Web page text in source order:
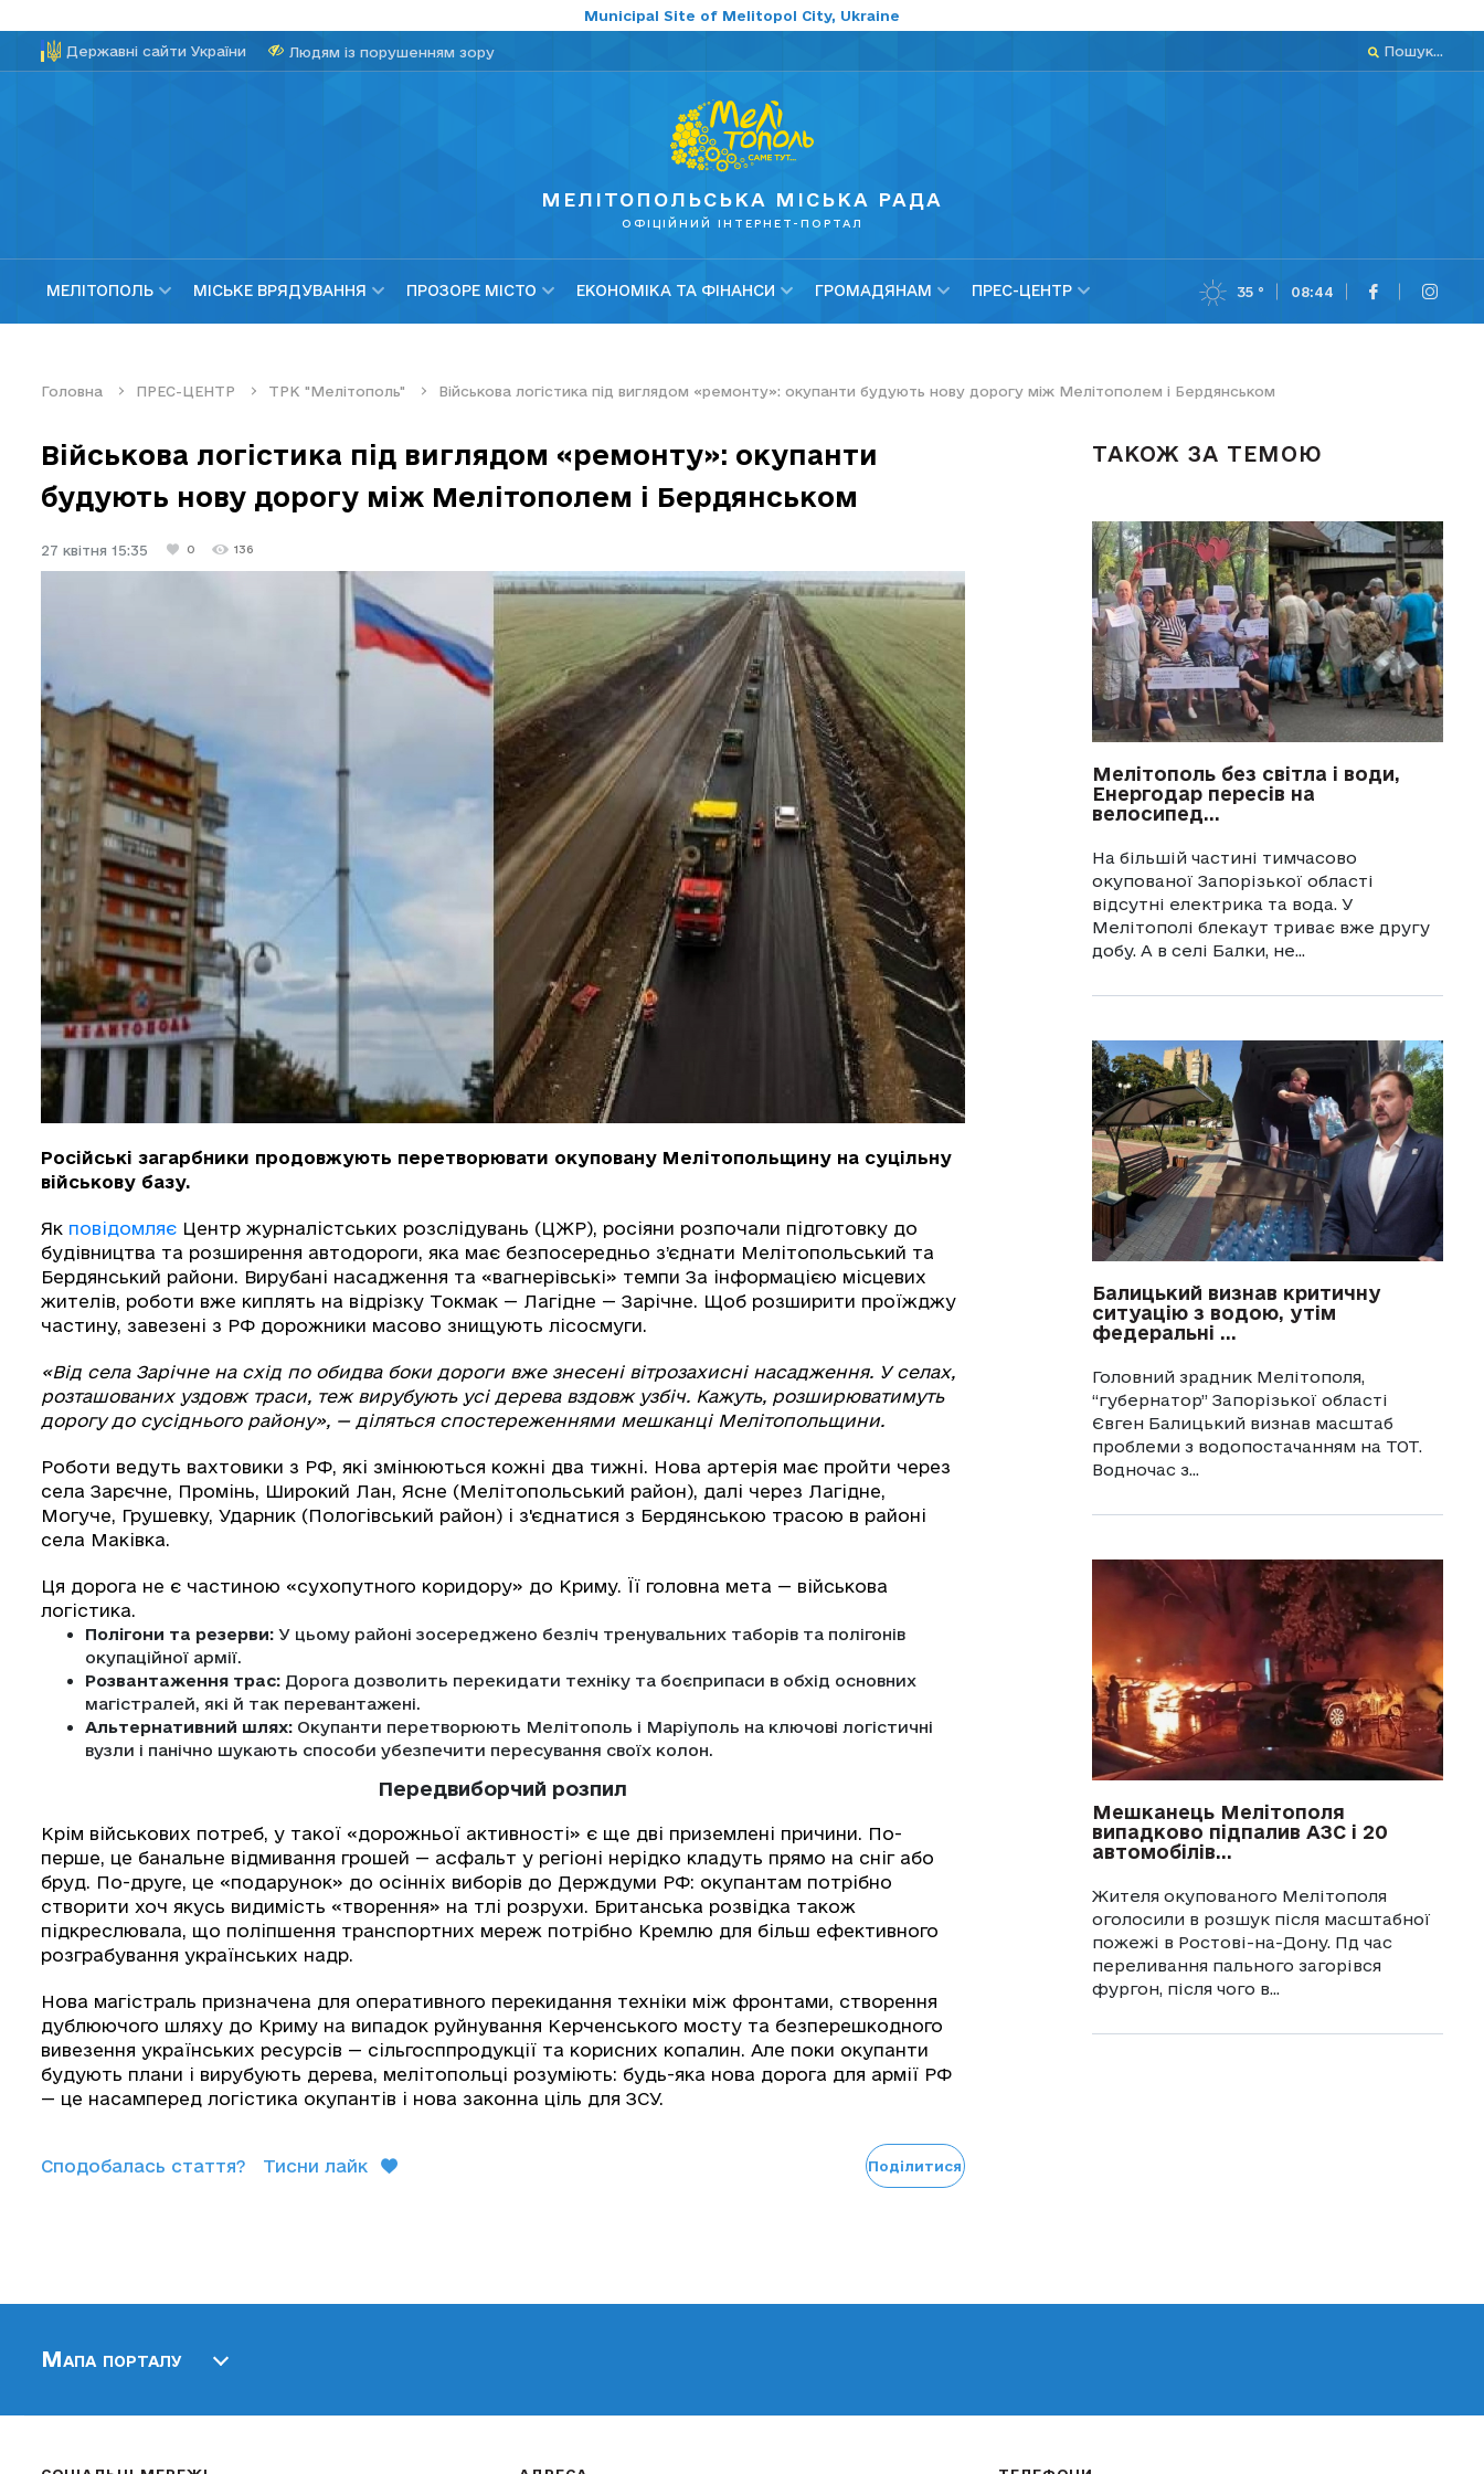
Municipal Site of Melitopol City, Ukraine
Державні сайти України Людям із порушенням зору Пошук...
МЕЛІТОПОЛЬСЬКА МІСЬКА РАДА
ОФІЦІЙНИЙ ІНТЕРНЕТ-ПОРТАЛ
МЕЛІТОПОЛЬ МІСЬКЕ ВРЯДУВАННЯ ПРОЗОРЕ МІСТО ЕКОНОМІКА ТА ФІНАНСИ ГРОМАДЯНАМ ПРЕС-ЦЕНТР 35 ° 08:44
Головна ПРЕС-ЦЕНТР ТРК "Мелітополь" Військова логістика під виглядом «ремонту»: окупанти будують нову дорогу між Мелітополем і Бердянськом
Військова логістика під виглядом «ремонту»: окупанти
будують нову дорогу між Мелітополем і Бердянськом
27 квітня 15:35 0 136
Російські загарбники продовжують перетворювати окуповану Мелітопольщину на суцільну
військову базу.
Як повідомляє Центр журналістських розслідувань (ЦЖР), росіяни розпочали підготовку до
будівництва та розширення автодороги, яка має безпосередньо з’єднати Мелітопольський та
Бердянський райони. Вирубані насадження та «вагнерівські» темпи За інформацією місцевих
жителів, роботи вже киплять на відрізку Токмак — Лагідне — Зарічне. Щоб розширити проїжджу
частину, завезені з РФ дорожники масово знищують лісосмуги.
«Від села Зарічне на схід по обидва боки дороги вже знесені вітрозахисні насадження. У селах,
розташованих уздовж траси, теж вирубують усі дерева вздовж узбіч. Кажуть, розширюватимуть
дорогу до сусіднього району», — діляться спостереженнями мешканці Мелітопольщини.
Роботи ведуть вахтовики з РФ, які змінюються кожні два тижні. Нова артерія має пройти через
села Зарєчне, Промінь, Широкий Лан, Ясне (Мелітопольський район), далі через Лагідне,
Могуче, Грушевку, Ударник (Пологівський район) і з'єднатися з Бердянською трасою в районі
села Маківка.
Ця дорога не є частиною «сухопутного коридору» до Криму. Її головна мета — військова
логістика.
Полігони та резерви: У цьому районі зосереджено безліч тренувальних таборів та полігонів
окупаційної армії.
Розвантаження трас: Дорога дозволить перекидати техніку та боєприпаси в обхід основних
магістралей, які й так перевантажені.
Альтернативний шлях: Окупанти перетворюють Мелітополь і Маріуполь на ключові логістичні
вузли і панічно шукають способи убезпечити пересування своїх колон.
Передвиборчий розпил
Крім військових потреб, у такої «дорожньої активності» є ще дві приземлені причини. По-
перше, це банальне відмивання грошей — асфальт у регіоні нерідко кладуть прямо на сніг або
бруд. По-друге, це «подарунок» до осінніх виборів до Держдуми РФ: окупантам потрібно
створити хоч якусь видимість «творення» на тлі розрухи. Британська розвідка також
підкреслювала, що поліпшення транспортних мереж потрібно Кремлю для більш ефективного
розграбування українських надр.
Нова магістраль призначена для оперативного перекидання техніки між фронтами, створення
дублюючого шляху до Криму на випадок руйнування Керченського мосту та безперешкодного
вивезення українських ресурсів — сільгосппродукції та корисних копалин. Але поки окупанти
будують плани і вирубують дерева, мелітопольці розуміють: будь-яка нова дорога для армії РФ
— це насамперед логістика окупантів і нова законна ціль для ЗСУ.
Сподобалась стаття? Тисни лайк Поділитися
ТАКОЖ ЗА ТЕМОЮ
Мелітополь без світла і води,
Енергодар пересів на
велосипед...
На більшій частині тимчасово
окупованої Запорізької області
відсутні електрика та вода. У
Мелітополі блекаут триває вже другу
добу. А в селі Балки, не...
Балицький визнав критичну
ситуацію з водою, утім
федеральні ...
Головний зрадник Мелітополя,
“губернатор” Запорізької області
Євген Балицький визнав масштаб
проблеми з водопостачанням на ТОТ.
Водночас з...
Мешканець Мелітополя
випадково підпалив АЗС і 20
автомобілів...
Жителя окупованого Мелітополя
оголосили в розшук після масштабної
пожежі в Ростові-на-Дону. Пд час
переливання пального загорівся
фургон, після чого в...
Мапа порталу